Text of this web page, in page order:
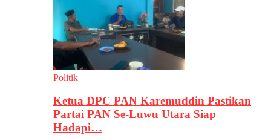
Politik
Ketua DPC PAN Karemuddin Pastikan
Partai PAN Se-Luwu Utara Siap
Hadapi…